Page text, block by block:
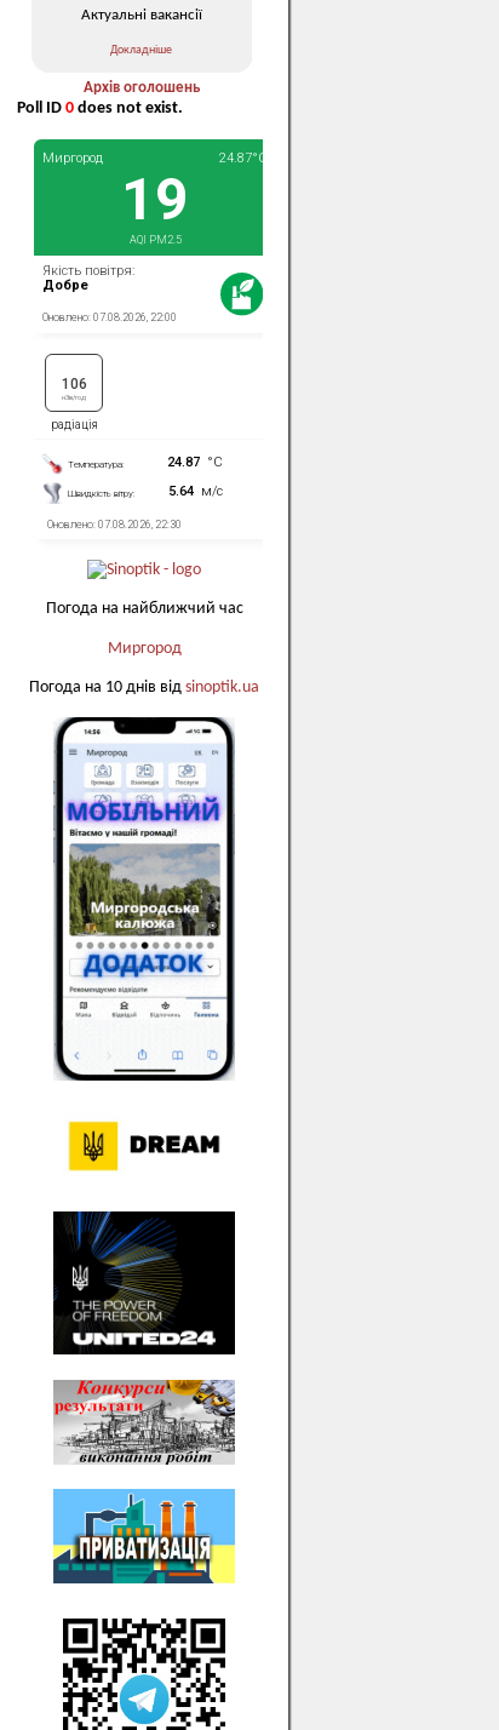
Актуальні вакансії
Докладніше
Архів оголошень
Poll ID 0 does not exist.
Погода на найближчий час
Миргород
Погода на 10 днів від sinoptik.ua